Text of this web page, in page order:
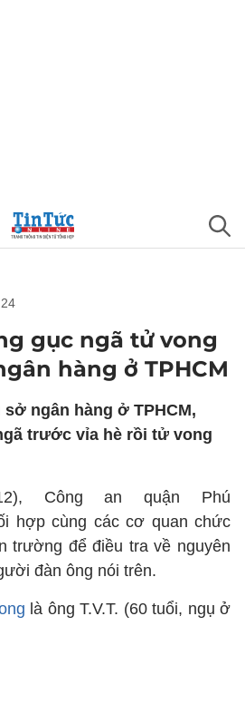
gục ngã tử vong
hàng ở TPHCM
ngân hàng ở TPHCM,
trước vỉa hè rồi tử vong
Công an quận Phú
hợp cùng các cơ quan chức
trường để điều tra về nguyên
đàn ông nói trên.
là ông T.V.T. (60 tuổi, ngụ ở